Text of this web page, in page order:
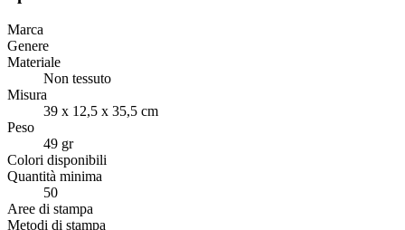
Marca
Genere
Materiale
Non tessuto
Misura
39 x 12,5 x 35,5 cm
Peso
49 gr
Colori disponibili
Quantità minima
50
Aree di stampa
Metodi di stampa